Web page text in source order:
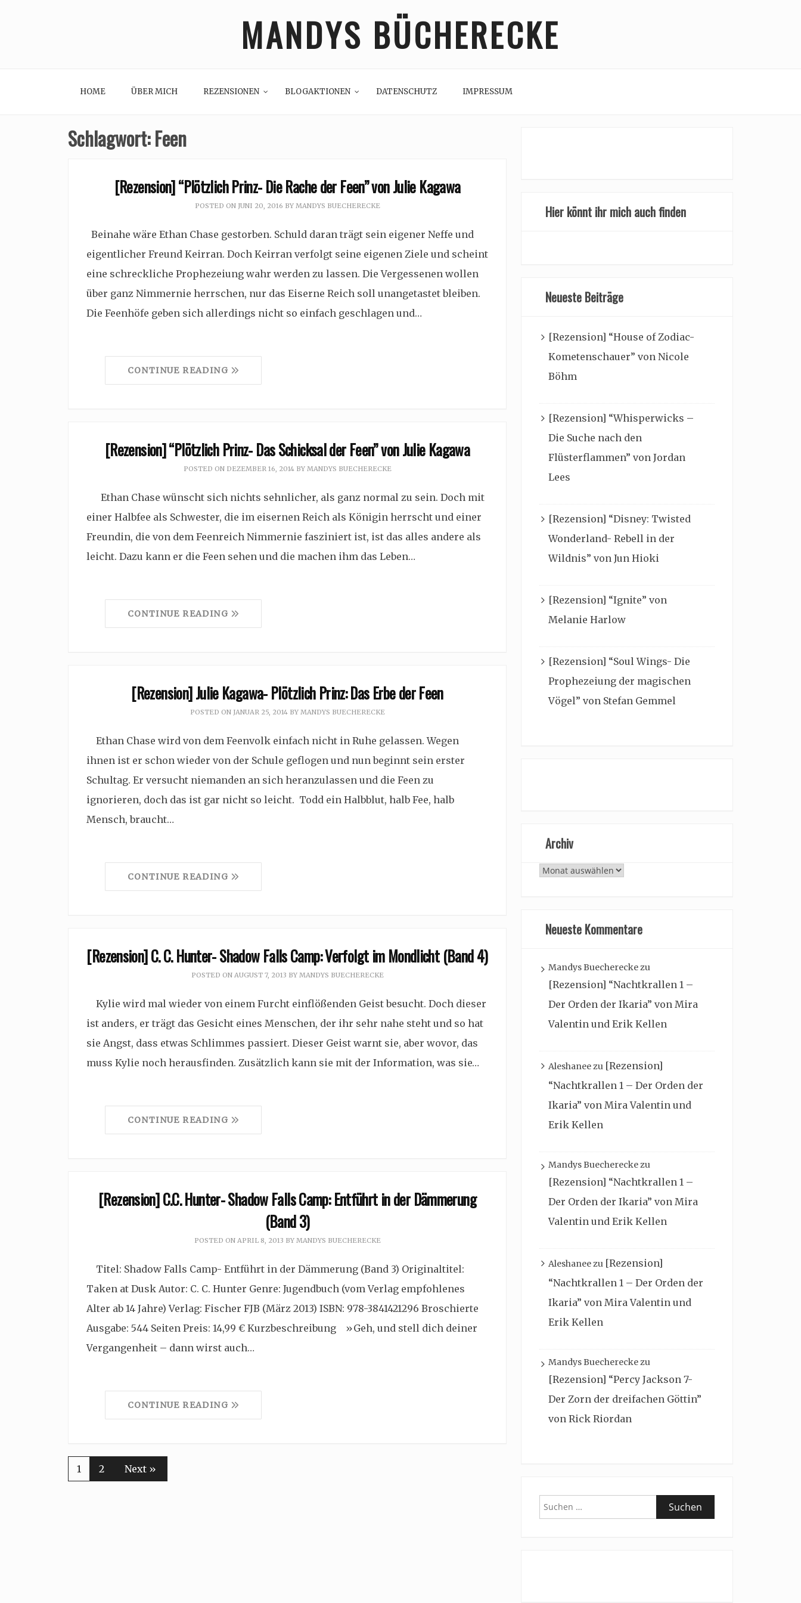
MANDYS BÜCHERECKE
HOME ÜBER MICH REZENSIONEN BLOGAKTIONEN DATENSCHUTZ IMPRESSUM
Schlagwort:Feen
[Rezension] “Plötzlich Prinz- Die Rache der Feen” von Julie Kagawa
POSTED ON JUNI 20, 2016 BY MANDYS BUECHERECKE
Beinahe wäre Ethan Chase gestorben. Schuld daran trägt sein eigener Neffe und
eigentlicher Freund Keirran. Doch Keirran verfolgt seine eigenen Ziele und scheint
eine schreckliche Prophezeiung wahr werden zu lassen. Die Vergessenen wollen
über ganz Nimmernie herrschen, nur das Eiserne Reich soll unangetastet bleiben.
Die Feenhöfe geben sich allerdings nicht so einfach geschlagen und…
CONTINUE READING
[Rezension] “Plötzlich Prinz- Das Schicksal der Feen” von Julie Kagawa
POSTED ON DEZEMBER 16, 2014BY MANDYS BUECHERECKE
Ethan Chase wünscht sich nichts sehnlicher, als ganz normal zu sein. Doch mit
einer Halbfee als Schwester, die im eisernen Reich als Königin herrscht und einer
Freundin, die von dem Feenreich Nimmernie fasziniert ist, ist das alles andere als
leicht. Dazu kann er die Feen sehen und die machen ihm das Leben…
CONTINUE READING
[Rezension] Julie Kagawa- Plötzlich Prinz: Das Erbe der Feen
POSTED ON JANUAR 25, 2014BY MANDYS BUECHERECKE
Ethan Chase wird von dem Feenvolk einfach nicht in Ruhe gelassen. Wegen
ihnen ist er schon wieder von der Schule geflogen und nun beginnt sein erster
Schultag. Er versucht niemanden an sich heranzulassen und die Feen zu
ignorieren, doch das ist gar nicht so leicht. Todd ein Halbblut, halb Fee, halb
Mensch, braucht…
CONTINUE READING
[Rezension] C. C. Hunter- Shadow Falls Camp: Verfolgt im Mondlicht (Band 4)
POSTED ON AUGUST 7, 2013 BY MANDYS BUECHERECKE
Kylie wird mal wieder von einem Furcht einflößenden Geist besucht. Doch dieser
ist anders, er trägt das Gesicht eines Menschen, der ihr sehr nahe steht und so hat
sie Angst, dass etwas Schlimmes passiert. Dieser Geist warnt sie, aber wovor, das
muss Kylie noch herausfinden. Zusätzlich kann sie mit der Information, was sie…
CONTINUE READING
[Rezension] C.C. Hunter- Shadow Falls Camp: Entführt in der Dämmerung
(Band 3)
POSTED ON APRIL 8, 2013 BY MANDYS BUECHERECKE
Titel: Shadow Falls Camp- Entführt in der Dämmerung (Band 3) Originaltitel:
Taken at Dusk Autor: C. C. Hunter Genre: Jugendbuch (vom Verlag empfohlenes
Alter ab 14 Jahre) Verlag: Fischer FJB (März 2013) ISBN: 978-3841421296 Broschierte
Ausgabe: 544 Seiten Preis: 14,99 € Kurzbeschreibung »Geh, und stell dich deiner
Vergangenheit – dann wirst auch…
CONTINUE READING
1 2 Next »
Hier könnt ihr mich auch finden
Neueste Beiträge
[Rezension] “House of Zodiac-
Kometenschauer” von Nicole
Böhm
[Rezension] “Whisperwicks –
Die Suche nach den
Flüsterflammen” von Jordan
Lees
[Rezension] “Disney: Twisted
Wonderland- Rebell in der
Wildnis” von Jun Hioki
[Rezension] “Ignite” von
Melanie Harlow
[Rezension] “Soul Wings- Die
Prophezeiung der magischen
Vögel” von Stefan Gemmel
Archiv
Archiv
Neueste Kommentare
Mandys Buechereckezu
[Rezension] “Nachtkrallen 1 –
Der Orden der Ikaria” von Mira
Valentin und Erik Kellen
Aleshaneezu [Rezension]
“Nachtkrallen 1 – Der Orden der
Ikaria” von Mira Valentin und
Erik Kellen
Mandys Buechereckezu
[Rezension] “Nachtkrallen 1 –
Der Orden der Ikaria” von Mira
Valentin und Erik Kellen
Aleshaneezu [Rezension]
“Nachtkrallen 1 – Der Orden der
Ikaria” von Mira Valentin und
Erik Kellen
Mandys Buechereckezu
[Rezension] “Percy Jackson 7-
Der Zorn der dreifachen Göttin”
von Rick Riordan
Suchen
nach: